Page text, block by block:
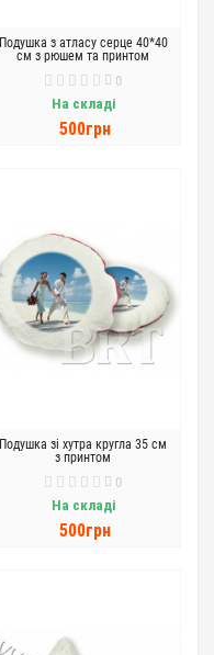
Подушка з атласу серце 40*40
см з рюшем та принтом
0
На складі
500грн
Подушка зі хутра кругла 35 см
з принтом
0
На складі
500грн